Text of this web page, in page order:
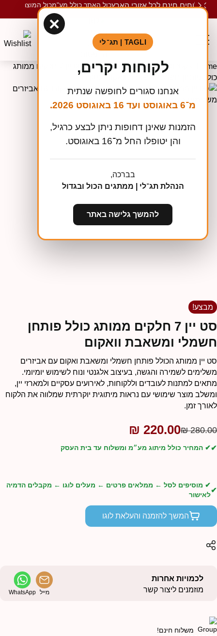
משלוחים חינם לכל אזורי הארץכול האתר כולל מע"מכול המוצרים
קטלוג מוצרים »חגים ואירועים»
סט יין 7 חלקים ממותג
פותחן חשמלי ומשאבת וואקום
מבצע!
סט יין 7 חלקים ממותג כולל פותחן
ומשאבת וואקום
₪
₪ 220.00
✔ המחיר כולל מיתוג מע״מ ומשלוח עד בית העסק
יין ממותג הכולל פותחן חשמלי ומשאבת ואקום עם אביזרים
לשמירה והגשה, בעיצוב אלגנטי ונוח לשימוש יומיומי.
למתנות לעובדים וללקוחות, לאירועים עסקיים ולמארזי יין,
מוצר שימושי עם נראות מיתוגית יוקרתית שמלווה את הלקוח
זמן.
✔ מוסיפים לסל ← ממלאים פרטים ← מעלים לוגו ← מקבלים הדמיה
לאישור
המשך להזמנה והעלאת לוגו
לכמויות אחרות
מוזמנים ליצור קשר
מייל WhatsApp
משלוח חינם!
×
TAGLI | תג־לי
לקוחות יקרים,
אנחנו סגורים לחופשה שנתית
מ־6 באוגוסט ועד 16 באוגוסט 2026.
הזמנות שאינן דחופות ניתן לבצע כרגיל,
והן יטופלו החל מ־16 באוגוסט.
בברכה,
הנהלת תג־לי | ממתגים הכול ובגדול
להמשך גלישה באתר